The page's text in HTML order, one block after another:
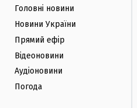
Головні новини
Новини України
Прямий ефір
Відеоновини
Аудіоновини
Погода